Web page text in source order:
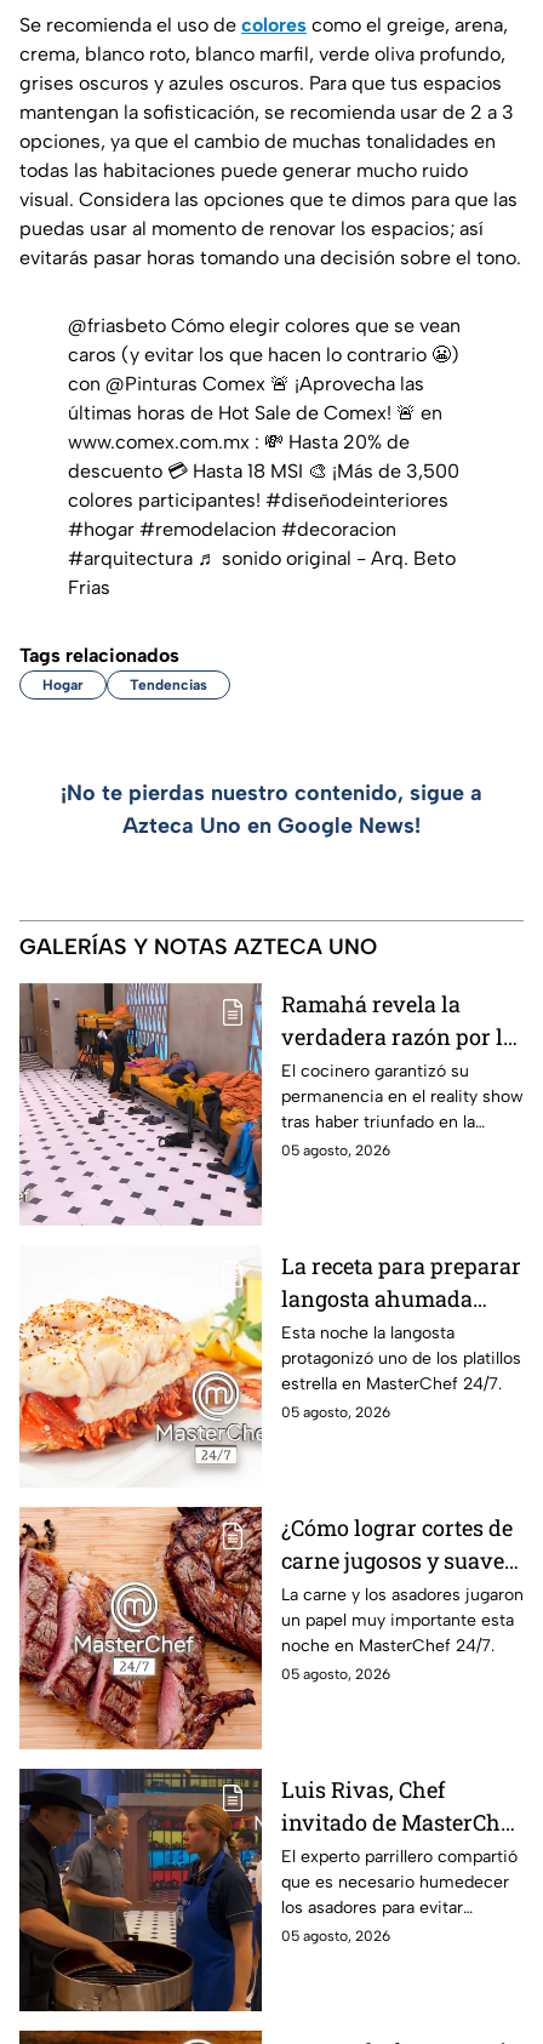
Se recomienda el uso de colores como el greige, arena,
crema, blanco roto, blanco marfil, verde oliva profundo,
grises oscuros y azules oscuros. Para que tus espacios
mantengan la sofisticación, se recomienda usar de 2 a 3
opciones, ya que el cambio de muchas tonalidades en
todas las habitaciones puede generar mucho ruido
visual. Considera las opciones que te dimos para que las
puedas usar al momento de renovar los espacios; así
evitarás pasar horas tomando una decisión sobre el tono.
@friasbeto Cómo elegir colores que se vean
caros (y evitar los que hacen lo contrario 😬)
con @Pinturas Comex 🚨 ¡Aprovecha las
últimas horas de Hot Sale de Comex! 🚨 en
www.comex.com.mx : 💸 Hasta 20% de
descuento 💳 Hasta 18 MSI 🎨 ¡Más de 3,500
colores participantes! #diseñodeinteriores
#hogar #remodelacion #decoracion
#arquitectura ♬ sonido original - Arq. Beto
Frias
Tags relacionados
Hogar Tendencias
¡No te pierdas nuestro contenido, sigue a
Azteca Uno en Google News!
GALERÍAS Y NOTAS AZTECA UNO
Ramahá revela la
verdadera razón por la
que subió a Daniela al
balcón de MasterChef
24/7
El cocinero garantizó su
permanencia en el reality show
tras haber triunfado en la
pasada batalla por equipos
05 agosto, 2026
La receta para preparar
langosta ahumada
como en MasterChef
24/7
Esta noche la langosta
protagonizó uno de los platillos
estrella en MasterChef 24/7.
05 agosto, 2026
¿Cómo lograr cortes de
carne jugosos y suaves
al estilo MasterChef
24/7?
La carne y los asadores jugaron
un papel muy importante esta
noche en MasterChef 24/7.
05 agosto, 2026
Luis Rivas, Chef
invitado de MasterChef
24/7 destaca la
importancia del agua
para la preparación de
cualquier asado
El experto parrillero compartió
que es necesario humedecer
los asadores para evitar
accidentes
05 agosto, 2026